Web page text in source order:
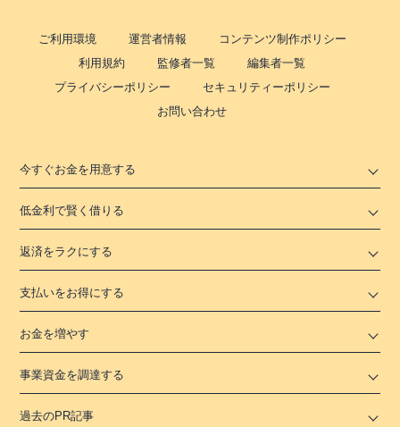
ご利用環境 運営者情報
コンテンツ制作ポリシー
利用規約
監修者一覧
編集者一覧
プライバシーポリシー
セキュリティーポリシー
お問い合わせ
今すぐお金を用意する
低金利で賢く借りる
返済をラクにする
支払いをお得にする
お金を増やす
事業資金を調達する
過去のPR記事